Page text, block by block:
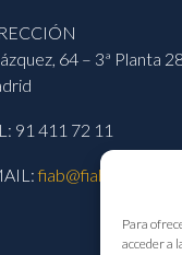
Para
acceder a
64 – 3ª Planta
91 411 72 11
fiab@fiab.es